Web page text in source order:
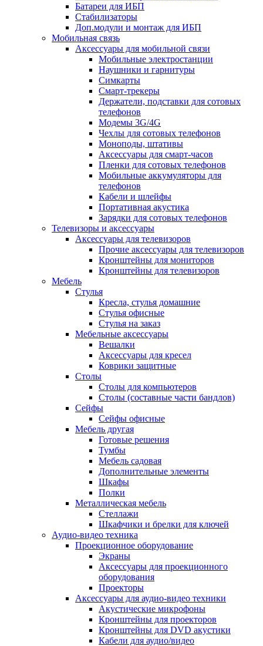
Батареи для ИБП
Стабилизаторы
Доп.модули и монтаж для ИБП
Мобильная связь
Аксессуары для мобильной связи
Мобильные электростанции
Наушники и гарнитуры
Симкарты
Смарт-трекеры
Держатели, подставки для сотовых
телефонов
Модемы 3G/4G
Чехлы для сотовых телефонов
Моноподы, штативы
Аксессуары для смарт-часов
Пленки для сотовых телефонов
Мобильные аккумуляторы для
телефонов
Кабели и шлейфы
Портативная акустика
Зарядки для сотовых телефонов
Телевизоры и аксессуары
Аксессуары для телевизоров
Прочие аксессуары для телевизоров
Кронштейны для мониторов
Кронштейны для телевизоров
Мебель
Стулья
Кресла, стулья домашние
Стулья офисные
Стулья на заказ
Мебельные аксессуары
Вешалки
Аксессуары для кресел
Коврики защитные
Столы
Столы для компьютеров
Столы (составные части бандлов)
Сейфы
Сейфы офисные
Мебель другая
Готовые решения
Тумбы
Мебель садовая
Дополнительные элементы
Шкафы
Полки
Металлическая мебель
Стеллажи
Шкафчики и брелки для ключей
Аудио-видео техника
Проекционное оборудование
Экраны
Аксессуары для проекционного
оборудования
Проекторы
Аксессуары для аудио-видео техники
Акустические микрофоны
Кронштейны для проекторов
Кронштейны для DVD акустики
Кабели для аудио/видео